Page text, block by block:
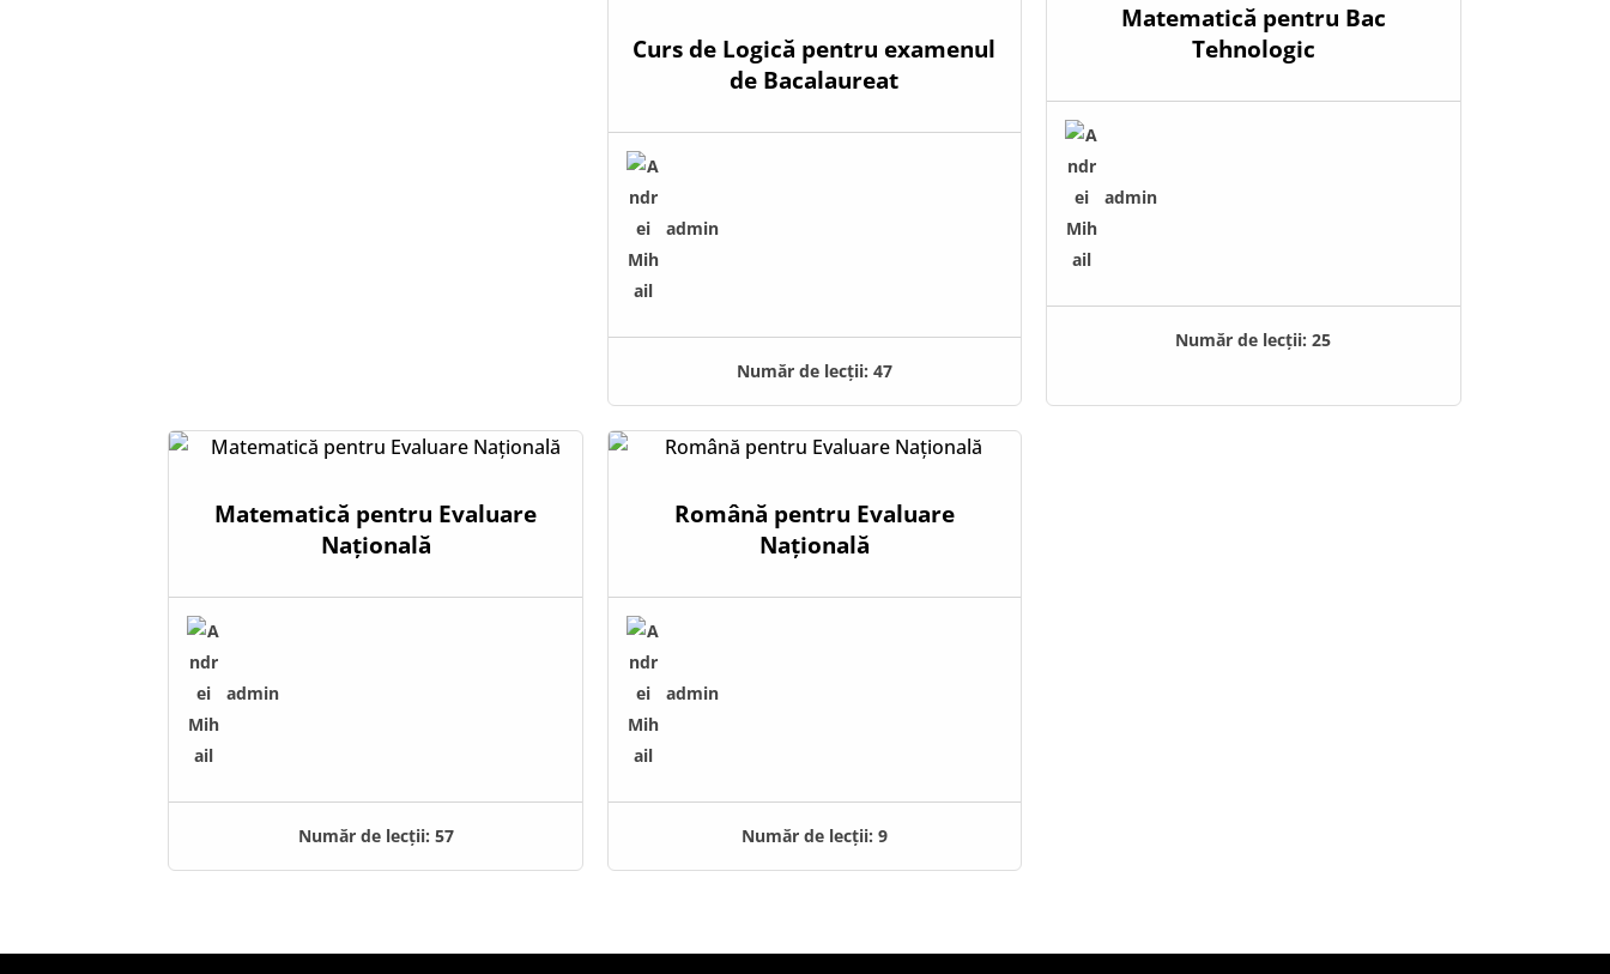
Curs de Logică pentru examenul
de Bacalaureat
admin
Număr de lecții: 47
Matematică pentru Bac
Tehnologic
admin
Număr de lecții:25
Matematică pentru Evaluare
Națională
admin
Număr de lecții: 57
Română pentru Evaluare
Națională
admin
Număr de lecții: 9